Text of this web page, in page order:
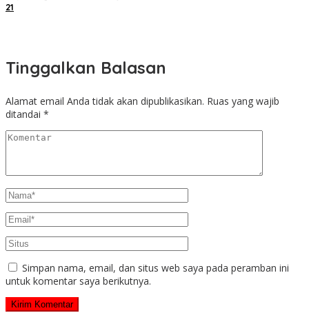
21
Tinggalkan Balasan
Alamat email Anda tidak akan dipublikasikan. Ruas yang wajib
ditandai *
Simpan nama, email, dan situs web saya pada peramban ini
untuk komentar saya berikutnya.